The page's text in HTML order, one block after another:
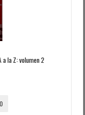
la Z: volumen 2